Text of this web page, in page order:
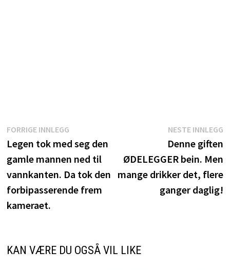
Innleggsnavigasjon
FORRIGE INNLEGGForrige
innlegg:
Legen tok med seg den
gamle mannen ned til
vannkanten. Da tok den
forbipasserende frem
kameraet.
NESTE INNLEGG
Denne giften
ØDELEGGER bein. Men
mange drikker det, flere
ganger daglig!
KAN VÆRE DU OGSÅ VIL LIKE